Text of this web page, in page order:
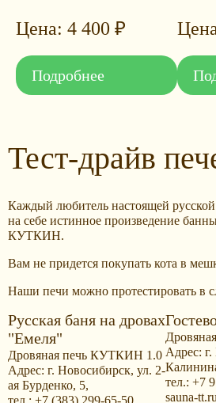
4 400 ₽
Подробнее
Тест-драйв
Каждый любитель настоящей
на себе истинное произведение
КУТКИН.
Вам не придется покупать кота в
Наши печи можно протестировать в
Русская баня на дровах
"Емеля"
Дровяная печь КУТКИН 1.0
Адрес: г. Новосибирск, ул. 2-
ая Бурденко, 5,
тел.: +7 (383) 299-65-50
Адрес: г.
тел.: +7
sauna-tt.ru